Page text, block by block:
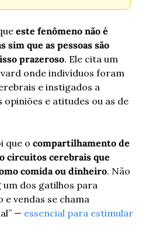
este fenômeno não é
sim que as pessoas são
prazeroso. Ele cita um
onde indivíduos foram
e instigados a
e atitudes ou as de
que o compartilhamento de
circuitos cerebrais que
comida ou dinheiro. Não
dos gatilhos para
vendas se chama
— essencial para estimular